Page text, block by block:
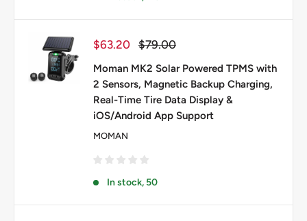
Prezzo
$63.20 Prezzo
$79.00
Moman MK2 Solar Powered TPMS with
2 Sensors, Magnetic Backup Charging,
Real-Time Tire Data Display &
iOS/Android App Support
MOMAN
In stock, 50